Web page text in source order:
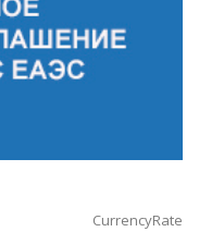
CurrencyRate